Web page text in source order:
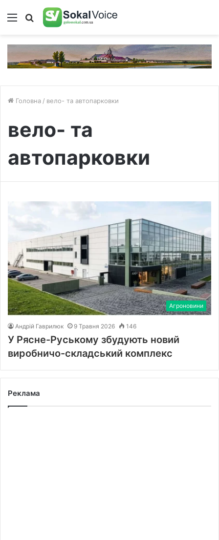
Меню Пошук
Головна / вело- та автопарковки
вело- та
автопарковки
Агроновини
Андрій Гаврилюк 9 Травня 2026 146
У Рясне-Руському збудують новий
виробничо-складський комплекс
Реклама